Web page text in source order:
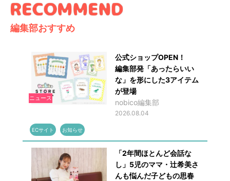
編集部おすすめ
ニュース
公式ショップOPEN！
編集部発「あったらいい
な」を形にした3アイテム
が登場
nobico編集部
2026.08.04
ECサイト お知らせ
「2年間ほとんど会話な
し」5児のママ・辻希美さ
んも悩んだ子どもの思春